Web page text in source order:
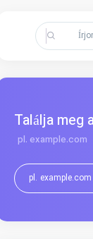
Találja meg
pl. example.com